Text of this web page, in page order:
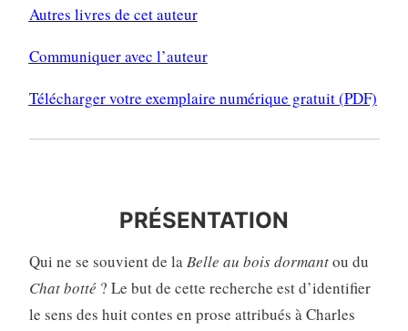
Autres livres de cet auteur
Communiquer avec l’auteur
Télécharger votre exemplaire numérique gratuit (PDF)
PRÉSENTATION
Qui ne se souvient de laBelle au bois dormantou du
Chat botté? Le but de cette recherche est d’identifier
le sens des huit contes en prose attribués à Charles